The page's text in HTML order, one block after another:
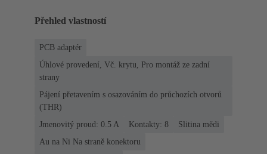
Přehled vlastností
PCB adaptér
Úhlové provedení, Vč. krytu, Pro montáž ze zadní
strany
Pájení přetavením s osazováním do průchozích otvorů
(THR)
Jmenovitý proud: ‌0.5 A
Kontakty: 8
Slitina mědi
Au na Ni Na straně konektoru